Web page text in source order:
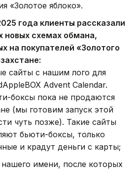
«Золотое яблоко».
года клиенты рассказали
новых схемах обмана,
на покупателей «Золотого
сайты с нашим лого для
Advent Calendar.
боксы пока не продаются
(мы готовим запуск этой
чуть позже). Такие сайты
бьюти-боксы, только
и крадут деньги с карты;
имени, после которых